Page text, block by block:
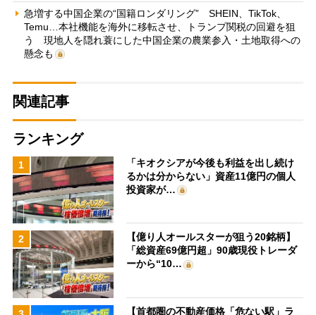
急増する中国企業の“国籍ロンダリング” SHEIN、TikTok、
Temu…本社機能を海外に移転させ、トランプ関税の回避を狙
う 現地人を隠れ蓑にした中国企業の農業参入・土地取得への
懸念も
関連記事
ランキング
1
「キオクシアが今後も利益を出し続け
るかは分からない」資産11億円の個人
投資家が…
2
【億り人オールスターが狙う20銘柄】
「総資産69億円超」90歳現役トレーダ
ーから“10…
【首都圏の不動産価格「危ない駅」ラ